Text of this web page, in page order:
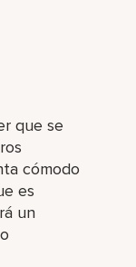
que se
cómodo
es
un